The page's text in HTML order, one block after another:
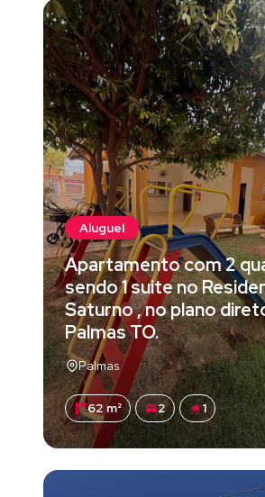
Aluguel
Apartamento com 2
sendo 1 suite no
Saturno , no plano
Palmas TO.
Palmas
62 m² 2 1